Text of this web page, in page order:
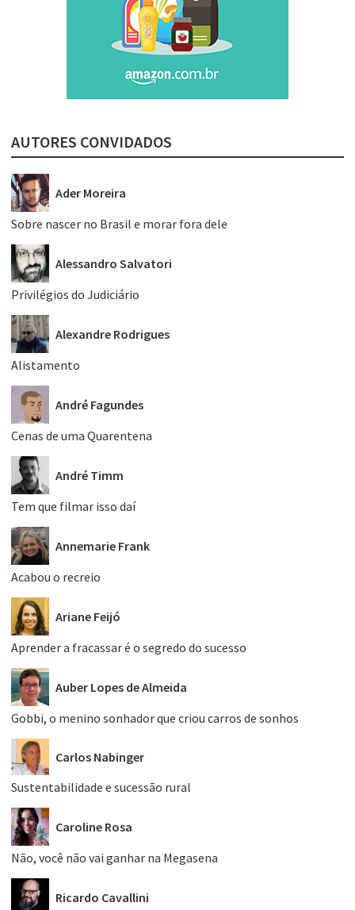
AUTORES CONVIDADOS
Ader Moreira
Sobre nascer no Brasil e morar fora dele
Alessandro Salvatori
Privilégios do Judiciário
Alexandre Rodrigues
Alistamento
André Fagundes
Cenas de uma Quarentena
André Timm
Tem que filmar isso daí
Annemarie Frank
Acabou o recreio
Ariane Feijó
Aprender a fracassar é o segredo do sucesso
Auber Lopes de Almeida
Gobbi, o menino sonhador que criou carros de sonhos
Carlos Nabinger
Sustentabilidade e sucessão rural
Caroline Rosa
Não, você não vai ganhar na Megasena
Ricardo Cavallini